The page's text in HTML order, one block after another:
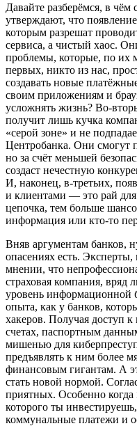
Давайте разберёмся, в
утверждают, что
которым разрешат
сервиса, а чистый хаос.
проблемы, которые, по их
первых, никто из нас,
создавать новые
своим приложениям и
усложнять жизнь? Во-
получит лишь кучка
«серой зоне» и не
Центробанка. Они смогут
но за счёт меньшей
создаст нечестную
И, наконец, в-третьих,
и клиентами — это рай
цепочка, тем больше
информация или кто-то
Вняв аргументам банков,
опасениях есть. Эксперты,
мнении, что
страховая компания, вряд
уровень информационной
опыта, как у банков,
хакеров. Получая доступ
счетах, паспортным
мишенью для
предъявлять к ним более
финансовым гигантам. А
стать новой нормой.
приятных. Особенно когда
которого ты
коммунальные платежи и